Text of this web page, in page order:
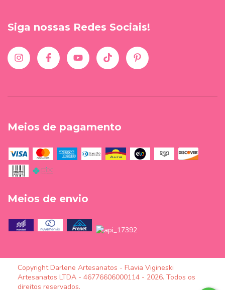
Siga nossas Redes Sociais!
Meios de pagamento
Meios de envio
Copyright Darlene Artesanatos - Flavia Vigineski
Artesanatos LTDA - 46776606000114 - 2026. Todos os
direitos reservados.